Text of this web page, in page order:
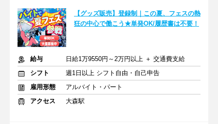
【グッズ販売】登録制｜この夏、フェスの熱
狂の中心で働こう★単発OK/履歴書は不要！
給与
日給1万9550円～2万円以上 ＋ 交通費支給
シフト
週1日以上 シフト自由・自己申告
雇用形態
アルバイト・パート
アクセス
大森駅